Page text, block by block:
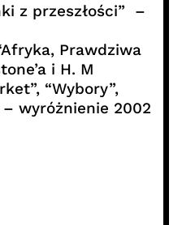
z przeszłości” –
Prawdziwa
i H. M
“Wybory”,
wyróżnienie 2002